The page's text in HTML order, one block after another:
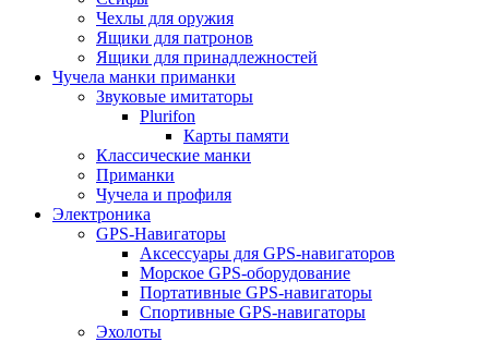
Чехлы для оружия
Ящики для патронов
Ящики для принадлежностей
Чучела манки приманки
Звуковые имитаторы
Plurifon
Карты памяти
Классические манки
Приманки
Чучела и профиля
Электроника
GPS-Навигаторы
Аксессуары для GPS-навигаторов
Морское GPS-оборудование
Портативные GPS-навигаторы
Спортивные GPS-навигаторы
Эхолоты